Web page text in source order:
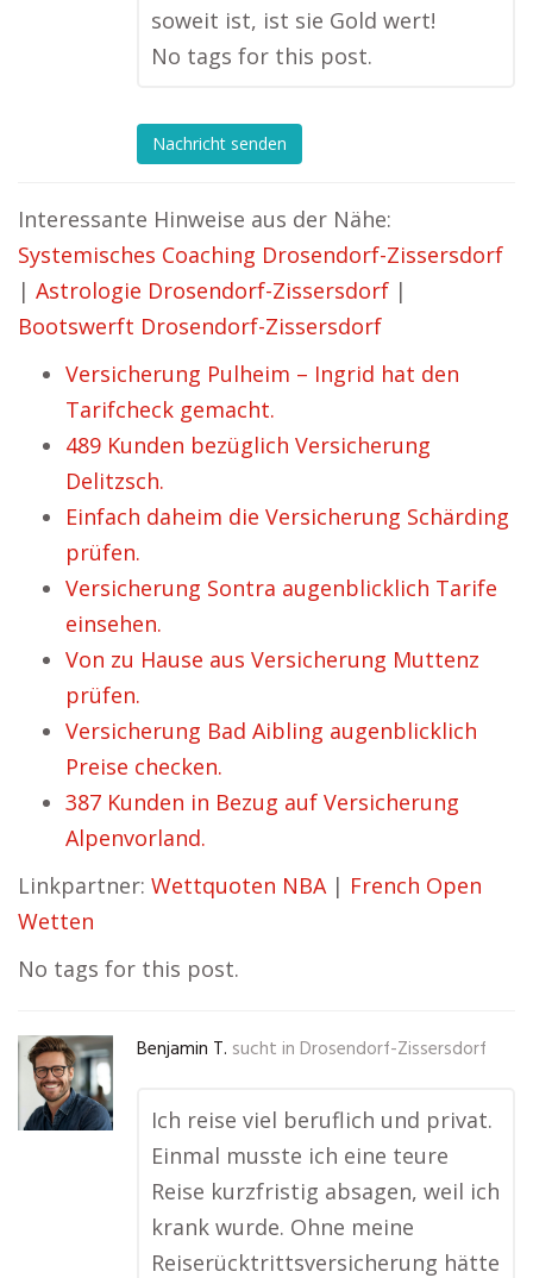
soweit ist, ist sie Gold wert!
No tags for this post.
Nachricht senden
Interessante Hinweise aus der Nähe:
Systemisches Coaching Drosendorf-Zissersdorf
| Astrologie Drosendorf-Zissersdorf |
Bootswerft Drosendorf-Zissersdorf
Versicherung Pulheim – Ingrid hat den
Tarifcheck gemacht.
489 Kunden bezüglich Versicherung
Delitzsch.
Einfach daheim die Versicherung Schärding
prüfen.
Versicherung Sontra augenblicklich Tarife
einsehen.
Von zu Hause aus Versicherung Muttenz
prüfen.
Versicherung Bad Aibling augenblicklich
Preise checken.
387 Kunden in Bezug auf Versicherung
Alpenvorland.
Linkpartner: Wettquoten NBA| French Open
Wetten
No tags for this post.
Benjamin T. sucht in Drosendorf-Zissersdorf
Ich reise viel beruflich und privat.
Einmal musste ich eine teure
Reise kurzfristig absagen, weil ich
krank wurde. Ohne meine
Reiserücktrittsversicherung hätte